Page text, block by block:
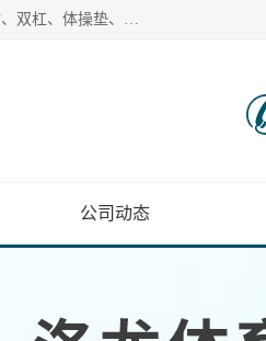
【1分钟前更新】盐山洛龙体育器材销售有限公司批量供应：300米障碍器材、400米障碍器材、部队训练器材、双杠、体操垫、舞蹈把杆等产品。盐山洛龙体育器材销售有限公司经过多年的发展，集研发，生产，销售，售后服务为一体. 奉行“质量，信誉，服务”的宗旨，以开拓创新的精神和真诚守信的态度积极进取。
公司动态